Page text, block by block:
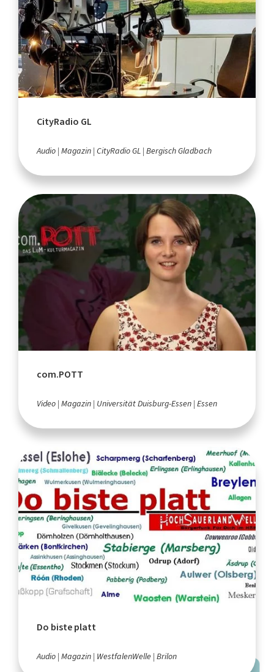
CityRadio GL
Audio Magazin CityRadio GL Bergisch Gladbach
com.POTT
Video Magazin Universität Duisburg-Essen Essen
Do biste platt
Audio Magazin WestfalenWelle Brilon